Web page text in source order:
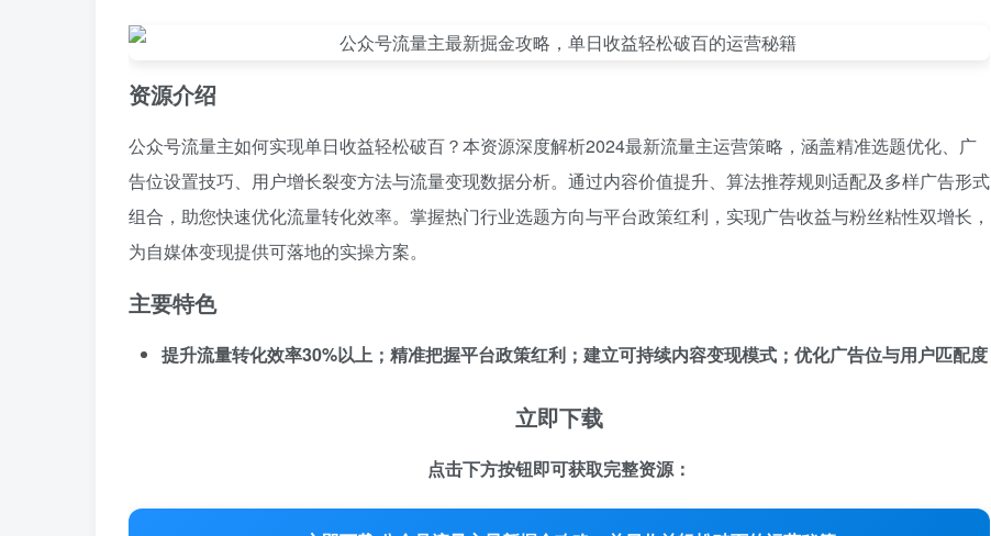
资源介绍
公众号流量主如何实现单日收益轻松破百？本资源深度解析2024最新流量主运营策略，涵盖精准选题优化、广
告位设置技巧、用户增长裂变方法与流量变现数据分析。通过内容价值提升、算法推荐规则适配及多样广告形式
组合，助您快速优化流量转化效率。掌握热门行业选题方向与平台政策红利，实现广告收益与粉丝粘性双增长，
为自媒体变现提供可落地的实操方案。
主要特色
提升流量转化效率30%以上；精准把握平台政策红利；建立可持续内容变现模式；优化广告位与用户匹配度
立即下载
点击下方按钮即可获取完整资源：